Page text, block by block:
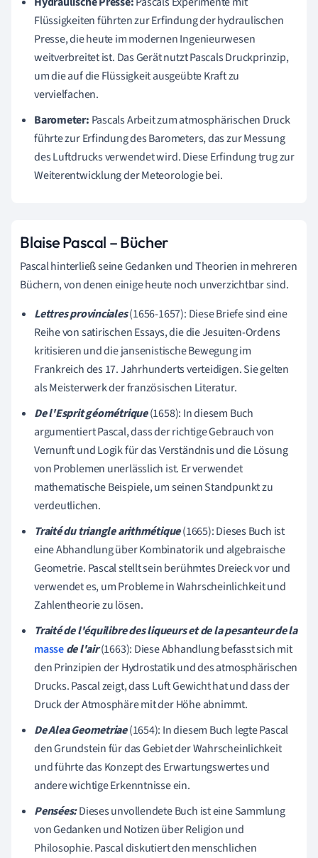
Flüssigkeiten führten zur Erfindung der hydraulischen
Presse, die heute im modernen Ingenieurwesen
weitverbreitet ist. Das Gerät nutzt Pascals Druckprinzip,
um die auf die Flüssigkeit ausgeübte Kraft zu
vervielfachen.
Barometer: Pascals Arbeit zum atmosphärischen Druck
führte zur Erfindung des Barometers, das zur Messung
des Luftdrucks verwendet wird. Diese Erfindung trug zur
Weiterentwicklung der Meteorologie bei.
Blaise Pascal – Bücher
Pascal hinterließ seine Gedanken und Theorien in mehreren
Büchern, von denen einige heute noch unverzichtbar sind.
Lettres provinciales(1656-1657): Diese Briefe sind eine
Reihe von satirischen Essays, die die Jesuiten-Ordens
kritisieren und die jansenistische Bewegung im
Frankreich des 17. Jahrhunderts verteidigen. Sie gelten
als Meisterwerk der französischen Literatur.
De l'Esprit géométrique(1658): In diesem Buch
argumentiert Pascal, dass der richtige Gebrauch von
Vernunft und Logik für das Verständnis und die Lösung
von Problemen unerlässlich ist. Er verwendet
mathematische Beispiele, um seinen Standpunkt zu
verdeutlichen.
Traité du triangle arithmétique(1665): Dieses Buch ist
eine Abhandlung über Kombinatorik und algebraische
Geometrie. Pascal stellt sein berühmtes Dreieck vor und
verwendet es, um Probleme in Wahrscheinlichkeit und
Zahlentheorie zu lösen.
Traité de l'équilibre des liqueurs et de la pesanteur de la
massede l'air(1663): Diese Abhandlung befasst sich mit
den Prinzipien der Hydrostatik und des atmosphärischen
Drucks. Pascal zeigt, dass Luft Gewicht hat und dass der
Druck der Atmosphäre mit der Höhe abnimmt.
De Alea Geometriae(1654): In diesem Buch legte Pascal
den Grundstein für das Gebiet der Wahrscheinlichkeit
und führte das Konzept des Erwartungswertes und
andere wichtige Erkenntnisse ein.
Pensées:Dieses unvollendete Buch ist eine Sammlung
von Gedanken und Notizen über Religion und
Philosophie. Pascal diskutiert den menschlichen